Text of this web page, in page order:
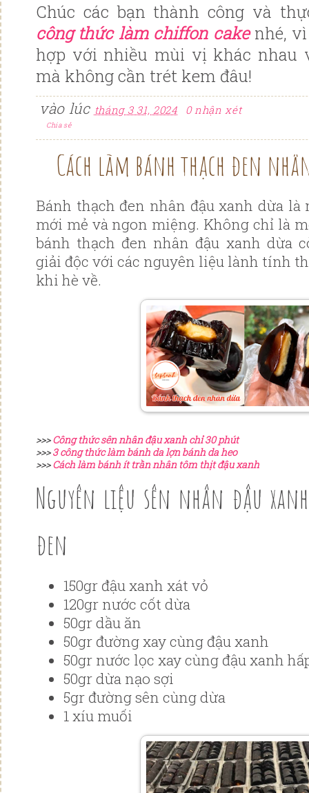
Chúc các bạn thành công và
công thức làm chiffon cakenhé,
hợp với nhiều mùi vị khác nhau
mà không cần trét kem đâu!
vào lúc tháng 3 31, 2024 0 nhận xét
Chia sẻ
Cách làm bánh thạch đen
Bánh thạch đen nhân đậu xanh dừa là
mới mẻ và ngon miệng. Không chỉ là
bánh thạch đen nhân đậu xanh dừa
giải độc với các nguyên liệu lành tính
khi hè về.
>>>Công thức sên nhân đậu xanh chỉ 30 phút
>>>3 công thức làm bánh da lợn bánh da heo
>>>Cách làm bánh ít trần nhân tôm thịt đậu xanh
Nguyên liệu sên nhân đậu
đen
150gr đậu xanh xát vỏ
120gr nước cốt dừa
50gr dầu ăn
50gr đường xay cùng đậu xanh
50gr nước lọc xay cùng đậu xanh
50gr dừa nạo sợi
5gr đường sên cùng dừa
1 xíu muối